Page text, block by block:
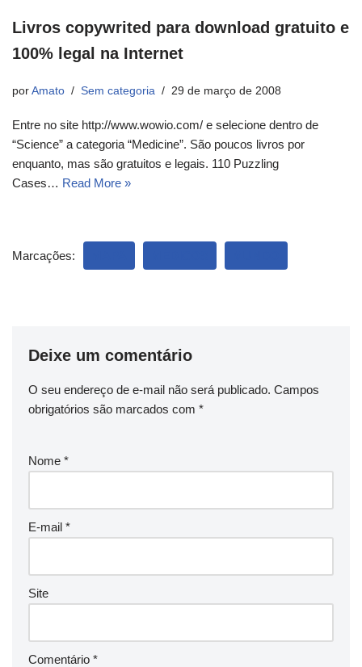
Livros copywrited para download gratuito e
100% legal na Internet
por Amato Sem categoria 29 de março de 2008
Entre no site http://www.wowio.com/ e selecione dentro de
“Science” a categoria “Medicine”. São poucos livros por
enquanto, mas são gratuitos e legais. 110 Puzzling
Cases… Read More »
Marcações:
Deixe um comentário
O seu endereço de e-mail não será publicado. Campos
obrigatórios são marcados com *
Nome *
E-mail *
Site
Comentário *